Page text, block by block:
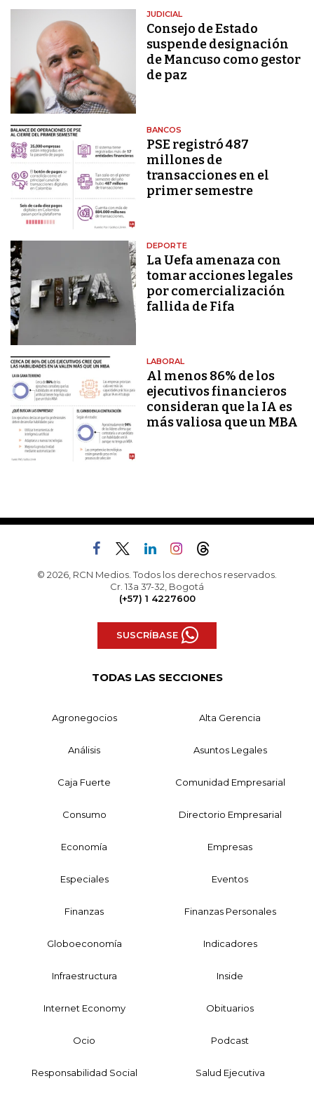
JUDICIAL
Consejo de Estado
suspende designación
de Mancuso como gestor
de paz
BANCOS
PSE registró 487
millones de
transacciones en el
primer semestre
DEPORTE
La Uefa amenaza con
tomar acciones legales
por comercialización
fallida de Fifa
LABORAL
Al menos 86% de los
ejecutivos financieros
consideran que la IA es
más valiosa que un MBA
© 2026, RCN Medios. Todos los derechos reservados.
Cr. 13a 37-32, Bogotá
(+57) 1 4227600
SUSCRÍBASE
TODAS LAS SECCIONES
Agronegocios Alta Gerencia
Análisis Asuntos Legales
Caja Fuerte Comunidad Empresarial
Consumo Directorio Empresarial
Economía Empresas
Especiales Eventos
Finanzas Finanzas Personales
Globoeconomía Indicadores
Infraestructura Inside
Internet Economy Obituarios
Ocio Podcast
Responsabilidad Social Salud Ejecutiva